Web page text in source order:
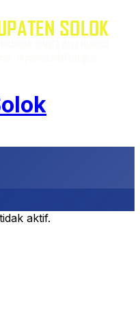
aktif.